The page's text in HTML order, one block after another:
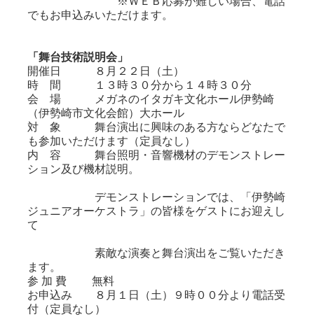
でもお申込みいただけます。
「舞台技術説明会」
開催日 ８月２２日（土）
時 間 １３時３０分から１４時３０分
会 場 メガネのイタガキ文化ホール伊勢崎
（伊勢崎市文化会館）大ホール
対 象 舞台演出に興味のある方ならどなたで
も参加いただけます（定員なし）
内 容 舞台照明・音響機材のデモンストレー
ション及び機材説明。
デモンストレーションでは、「伊勢崎
ジュニアオーケストラ」の皆様をゲストにお迎えし
て
素敵な演奏と舞台演出をご覧いただき
ます。
参 加 費 無料
お申込み ８月１日（土）９時００分より電話受
付（定員なし）